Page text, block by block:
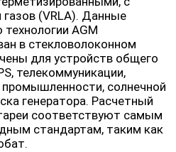
(VRLA). Данные
AGM
в стекловолоконном
для устройств общего
телекоммуникации,
промышленности, солнечной
генератора. Расчетный
соответствуют самым
стандартам, таким как